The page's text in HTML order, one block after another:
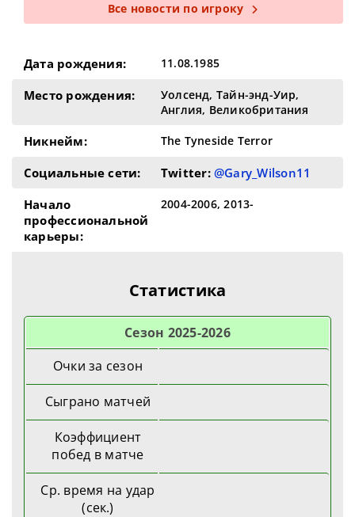
Все новости по игроку
Дата рождения: 11.08.1985
Место рождения:
Уолсенд, Тайн-энд-Уир,
Англия, Великобритания
Никнейм: The Tyneside Terror
Социальные сети: Twitter:@Gary_Wilson11
Начало
профессиональной
карьеры:
2004-2006, 2013-
Статистика
Cезон 2025-2026
Очки за сезон
Сыграно матчей
Коэффициент
побед в матче
Ср. время на удар
(сек.)